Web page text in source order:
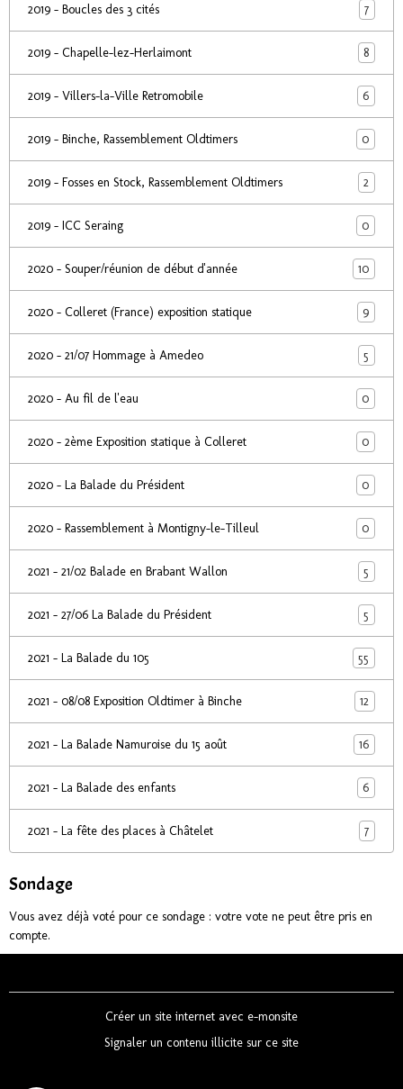
2019 - Boucles des 3 cités 7
2019 - Chapelle-lez-Herlaimont 8
2019 - Villers-la-Ville Retromobile 6
2019 - Binche, Rassemblement Oldtimers 0
2019 - Fosses en Stock, Rassemblement Oldtimers 2
2019 - ICC Seraing 0
2020 - Souper/réunion de début d'année 10
2020 - Colleret (France) exposition statique 9
2020 - 21/07 Hommage à Amedeo 5
2020 - Au fil de l'eau 0
2020 - 2ème Exposition statique à Colleret 0
2020 - La Balade du Président 0
2020 - Rassemblement à Montigny-le-Tilleul 0
2021 - 21/02 Balade en Brabant Wallon 5
2021 - 27/06 La Balade du Président 5
2021 - La Balade du 105 55
2021 - 08/08 Exposition Oldtimer à Binche 12
2021 - La Balade Namuroise du 15 août 16
2021 - La Balade des enfants 6
2021 - La fête des places à Châtelet 7
Sondage
Vous avez déjà voté pour ce sondage : votre vote ne peut être pris en
compte.
Créer un site internet avec e-monsite
Signaler un contenu illicite sur ce site